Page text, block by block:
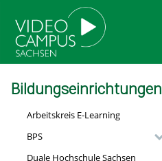
Bildungseinrichtungen
Arbeitskreis E-Learning
BPS
Duale Hochschule Sachsen